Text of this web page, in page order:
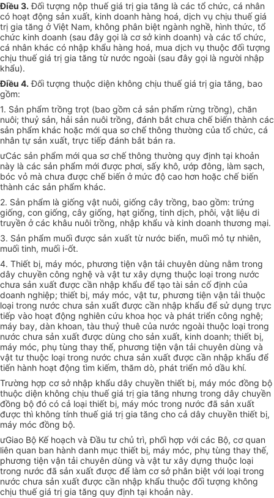
Điều 3. Đối tượng nộp thuế giá trị gia tăng là các tổ chức, cá nhân
có hoạt động sản xuất, kinh doanh hàng hoá, dịch vụ chịu thuế giá
trị gia tăng ở Việt Nam, không phân biệt ngành nghề, hình thức, tổ
chức kinh doanh (sau đây gọi là cơ sở kinh doanh) và các tổ chức,
cá nhân khác có nhập khẩu hàng hoá, mua dịch vụ thuộc đối tượng
chịu thuế giá trị gia tăng từ nước ngoài (sau đây gọi là người nhập
khẩu).
Điều 4. Đối tượng thuộc diện không chịu thuế giá trị gia tăng, bao
gồm:
1. Sản phẩm trồng trọt (bao gồm cả sản phẩm rừng trồng), chăn
nuôi; thuỷ sản, hải sản nuôi trồng, đánh bắt chưa chế biến thành các
sản phẩm khác hoặc mới qua sơ chế thông thường của tổ chức, cá
nhân tự sản xuất, trực tiếp đánh bắt bán ra.
ưCác sản phẩm mới qua sơ chế thông thường quy định tại khoản
này là các sản phẩm mới được phơi, sấy khô, ướp đông, làm sạch,
bóc vỏ mà chưa được chế biến ở mức độ cao hơn hoặc chế biến
thành các sản phẩm khác.
2. Sản phẩm là giống vật nuôi, giống cây trồng, bao gồm: trứng
giống, con giống, cây giống, hạt giống, tinh dịch, phôi, vật liệu di
truyền ở các khâu nuôi trồng, nhập khẩu và kinh doanh thương mại.
3. Sản phẩm muối được sản xuất từ nước biển, muối mỏ tự nhiên,
muối tinh, muối i-ốt.
4. Thiết bị, máy móc, phương tiện vận tải chuyên dùng nằm trong
dây chuyền công nghệ và vật tư xây dựng thuộc loại trong nước
chưa sản xuất được cần nhập khẩu để tạo tài sản cố định của
doanh nghiệp; thiết bị, máy móc, vật tư, phương tiện vận tải thuộc
loại trong nước chưa sản xuất được cần nhập khẩu để sử dụng trực
tiếp vào hoạt động nghiên cứu khoa học và phát triển công nghệ;
máy bay, dàn khoan, tàu thuỷ thuê của nước ngoài thuộc loại trong
nước chưa sản xuất được dùng cho sản xuất, kinh doanh; thiết bị,
máy móc, phụ tùng thay thế, phương tiện vận tải chuyên dùng và
vật tư thuộc loại trong nước chưa sản xuất được cần nhập khẩu để
tiến hành hoạt động tìm kiếm, thăm dò, phát triển mỏ dầu khí.
Trường hợp cơ sở nhập khẩu dây chuyền thiết bị, máy móc đồng bộ
thuộc diện không chịu thuế giá trị gia tăng nhưng trong dây chuyền
đồng bộ đó có cả loại thiết bị, máy móc trong nước đã sản xuất
được thì không tính thuế giá trị gia tăng cho cả dây chuyền thiết bị,
máy móc đồng bộ.
ưGiao Bộ Kế hoạch và Đầu tư chủ trì, phối hợp với các Bộ, cơ quan
liên quan ban hành danh mục thiết bị, máy móc, phụ tùng thay thế,
phương tiện vận tải chuyên dùng và vật tư xây dựng thuộc loại
trong nước đã sản xuất được để làm cơ sở phân biệt với loại trong
nước chưa sản xuất được cần nhập khẩu thuộc đối tượng không
chịu thuế giá trị gia tăng quy định tại khoản này.